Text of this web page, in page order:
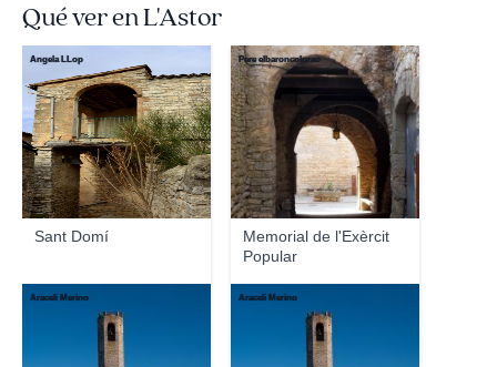
Qué ver en L'Astor
Sant Domí
Angela LLop
Memorial de l'Exèrcit
Popular
Pere elbaroncolorao
Araceli Merino Araceli Merino